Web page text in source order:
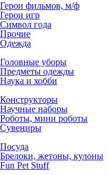
Герои фильмов, м/ф
Герои игр
Символ года
Прочие
Одежда
Головные уборы
Предметы одежды
Наука и хобби
Конструкторы
Научные наборы
Роботы, мини роботы
Сувениры
Посуда
Брелоки, жетоны, кулоны
Fun Pet Stuff